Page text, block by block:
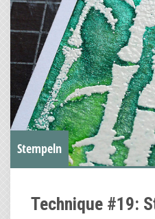
Stempeln
Technique #19: